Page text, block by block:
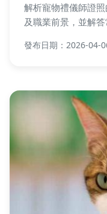
解析寵物禮儀師證
及職業前景，並解
享，實用性十足。
發布日期：2026-04-